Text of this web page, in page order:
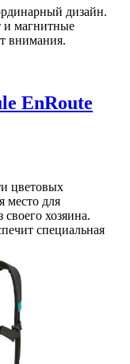
дизайн.
и магнитные
внимания.
EnRoute
цветовых
место для
хозяина.
специальная